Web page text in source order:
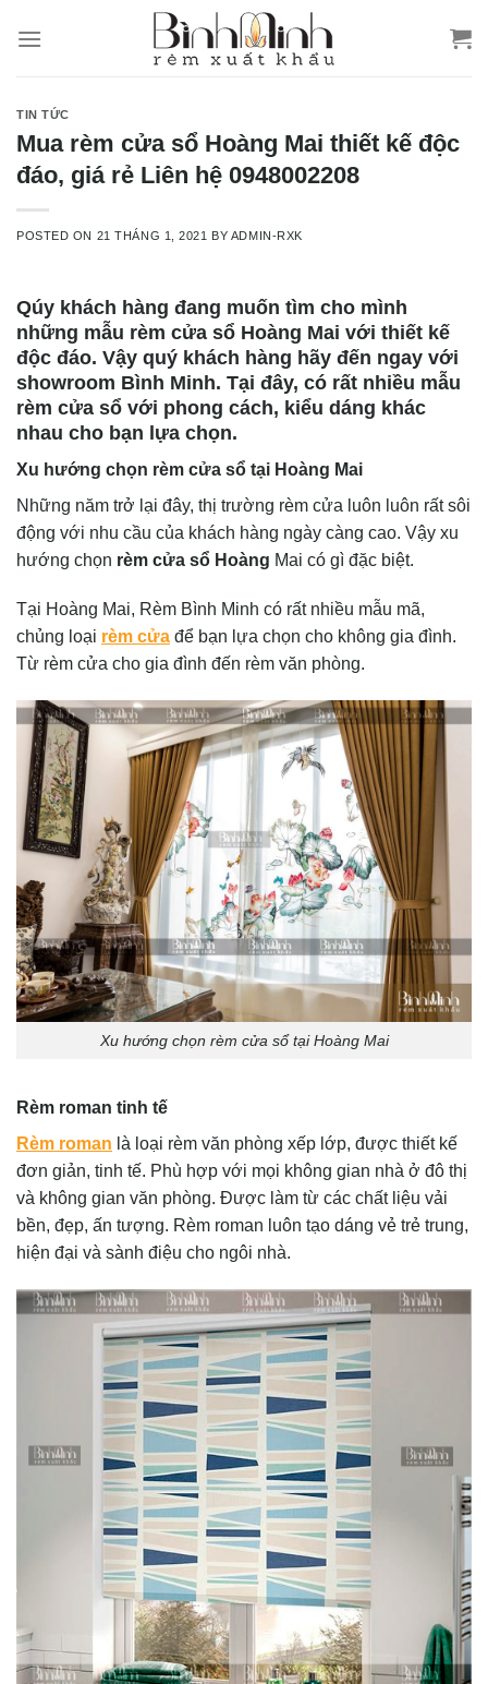
TIN TỨC
Mua rèm cửa sổ Hoàng Mai thiết kế độc
đáo, giá rẻ Liên hệ 0948002208
POSTED ON 21 THÁNG 1, 2021 BY ADMIN-RXK
Qúy khách hàng đang muốn tìm cho mình
những mẫu rèm cửa sổ Hoàng Mai với thiết kế
độc đáo. Vậy quý khách hàng hãy đến ngay với
showroom Bình Minh. Tại đây, có rất nhiều mẫu
rèm cửa sổ với phong cách, kiểu dáng khác
nhau cho bạn lựa chọn.
Xu hướng chọn rèm cửa sổ tại Hoàng Mai
Những năm trở lại đây, thị trường rèm cửa luôn luôn rất sôi
động với nhu cầu của khách hàng ngày càng cao. Vậy xu
hướng chọn rèm cửa sổ Hoàng Mai có gì đặc biệt.
Tại Hoàng Mai, Rèm Bình Minh có rất nhiều mẫu mã,
chủng loại rèm cửa để bạn lựa chọn cho không gia đình.
Từ rèm cửa cho gia đình đến rèm văn phòng.
Xu hướng chọn rèm cửa sổ tại Hoàng Mai
Rèm roman tinh tế
Rèm roman là loại rèm văn phòng xếp lớp, được thiết kế
đơn giản, tinh tế. Phù hợp với mọi không gian nhà ở đô thị
và không gian văn phòng. Được làm từ các chất liệu vải
bền, đẹp, ấn tượng. Rèm roman luôn tạo dáng vẻ trẻ trung,
hiện đại và sành điệu cho ngôi nhà.